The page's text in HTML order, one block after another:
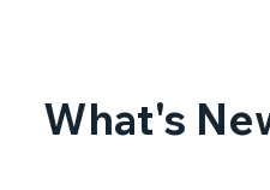
What's